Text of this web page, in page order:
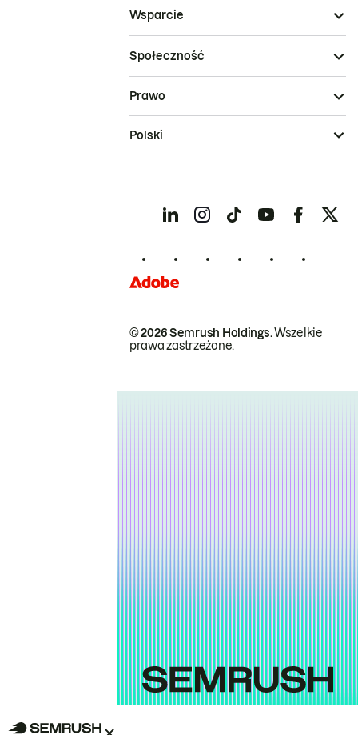
Wsparcie
Społeczność
© 2026 Semrush Holdings.Wszelkie
prawa zastrzeżone.
Prawo
Polski